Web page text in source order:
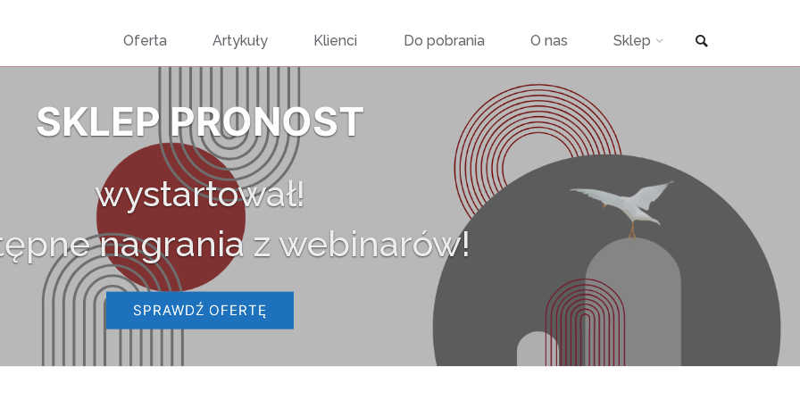
treści
Oferta Artykuły Klienci Do pobrania O nas Sklep
SKLEP PRONOST
wystartował!
nagrania z webinarów!
SPRAWDŹ OFERTĘ